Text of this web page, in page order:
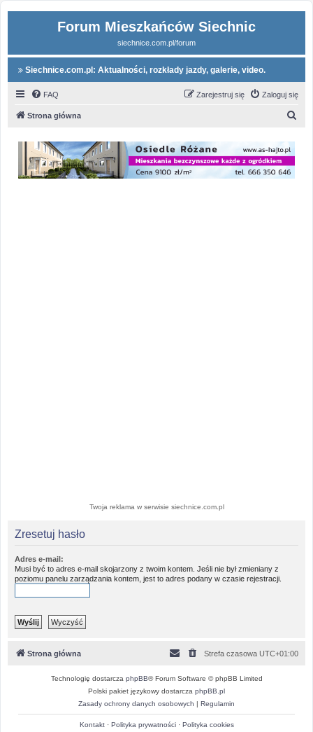
Forum Mieszkańców Siechnic
siechnice.com.pl/forum
Siechnice.com.pl: Aktualności, rozkłady jazdy, galerie, video.
FAQ Zaloguj się
Zarejestruj się
Strona główna
Twoja reklama w serwisie siechnice.com.pl
Zresetuj hasło
Adres e-mail:
Musi być to adres e-mail skojarzony z twoim kontem. Jeśli nie był zmieniany z
poziomu panelu zarządzania kontem, jest to adres podany w czasie rejestracji.
Strona główna Strefa czasowa UTC+01:00
Technologię dostarcza phpBB® Forum Software © phpBB Limited
Polski pakiet językowy dostarcza phpBB.pl
Zasady ochrony danych osobowych | Regulamin
Kontakt· Polityka prywatności· Polityka cookies